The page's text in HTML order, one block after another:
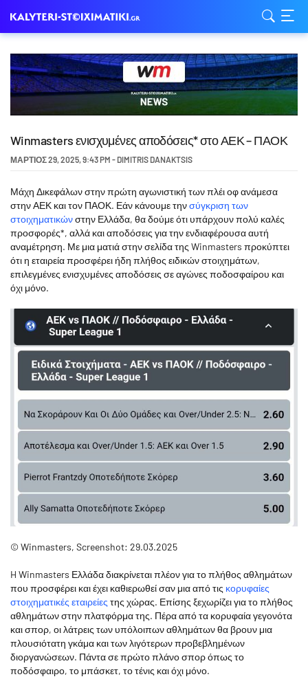
Winmasters ενισχυμένες αποδόσεις* στο ΑΕΚ – ΠΑΟΚ
ΜΆΡΤΙΟΣ 29, 2025,9:43 PM - DIMITRIS DANAKTSIS
Μάχη Δικεφάλων στην πρώτη αγωνιστική των πλέι οφ ανάμεσα
στην ΑΕΚ και τον ΠΑΟΚ. Εάν κάνουμε τηνσύγκριση των
στοιχηματικώνστην Ελλάδα, θα δούμε ότι υπάρχουν πολύ καλές
προσφορές*, αλλά και αποδόσεις για την ενδιαφέρουσα αυτή
αναμέτρηση. Με μια ματιά στην σελίδα της Winmasters προκύπτει
ότι η εταιρεία προσφέρει ήδη πλήθος ειδικών στοιχημάτων,
επιλεγμένες ενισχυμένες αποδόσεις σε αγώνες ποδοσφαίρου και
όχι μόνο.
© Winmasters, Screenshot: 29.03.2025
H Winmasters Ελλάδα διακρίνεται πλέον για το πλήθος αθλημάτων
που προσφέρει και έχει καθιερωθεί σαν μια από τις κορυφαίες
στοιχηματικές εταιρείες της χώρας. Επίσης ξεχωρίζει για το πλήθος
αθλημάτων στην πλατφόρμα της. Πέρα από τα κορυφαία γεγονότα
και σπορ, οι λάτρεις των υπόλοιπων αθλημάτων θα βρουν μια
πλουσιότατη γκάμα και των λιγότερων προβεβλημένων
διοργανώσεων. Πάντα σε πρώτο πλάνο σπορ όπως το
ποδόσφαιρο, το μπάσκετ, το τένις και όχι μόνο.